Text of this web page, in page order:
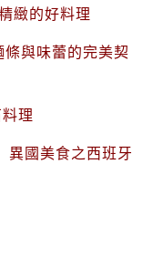
緻的好料理
與味蕾的完美契
理
異國美食之西班牙